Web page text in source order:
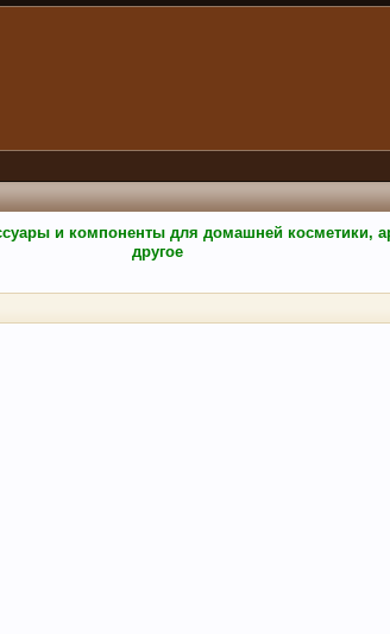
и компоненты для домашней
другое